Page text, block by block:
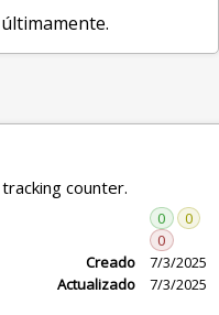
counter.
0
0
0
Creado
7/3/2025
Actualizado
7/3/2025